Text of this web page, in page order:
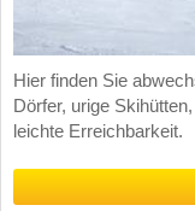
Hier finden Sie
Dörfer, urige
leichte Erreichbarkeit.